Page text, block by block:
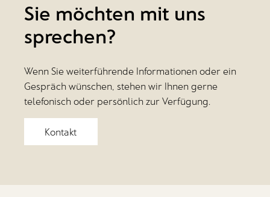
Sie möchten mit uns
sprechen?
Wenn Sie weiterführende Informationen oder ein
Gespräch wünschen, stehen wir Ihnen gerne
telefonisch oder persönlich zur Verfügung.
Kontakt